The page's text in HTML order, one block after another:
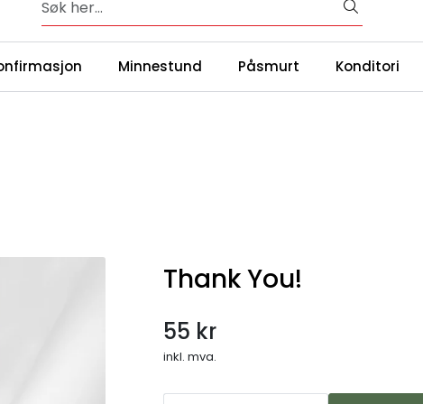
Over 65 års erfaring med catering i Oslo og omegn
Minnestund Påsmurt Konditori
Thank You!
55 kr
inkl. mva.